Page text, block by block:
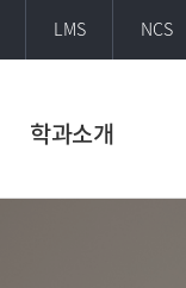
LMS NCS
학과소개